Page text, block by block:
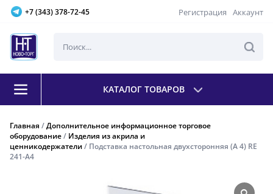
+7 (343) 378-72-45 Регистрация Аккаунт
КАТАЛОГ ТОВАРОВ
Главная /Дополнительное информационное торговое
оборудование/ Изделия из акрила и
ценникодержатели/ Подставка настольная двухсторонняя (А 4) RE
241-А4